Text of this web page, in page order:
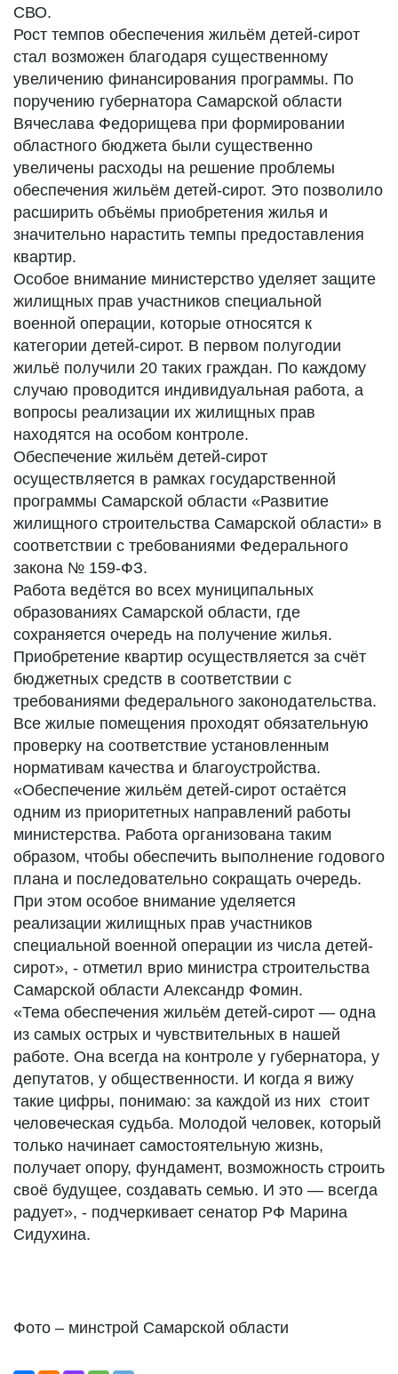
СВО.
Рост темпов обеспечения жильём детей-сирот
стал возможен благодаря существенному
увеличению финансирования программы. По
поручению губернатора Самарской области
Вячеслава Федорищева при формировании
областного бюджета были существенно
увеличены расходы на решение проблемы
обеспечения жильём детей-сирот. Это позволило
расширить объёмы приобретения жилья и
значительно нарастить темпы предоставления
квартир.
Особое внимание министерство уделяет защите
жилищных прав участников специальной
военной операции, которые относятся к
категории детей-сирот. В первом полугодии
жильё получили 20 таких граждан. По каждому
случаю проводится индивидуальная работа, а
вопросы реализации их жилищных прав
находятся на особом контроле.
Обеспечение жильём детей-сирот
осуществляется в рамках государственной
программы Самарской области «Развитие
жилищного строительства Самарской области» в
соответствии с требованиями Федерального
закона № 159-ФЗ.
Работа ведётся во всех муниципальных
образованиях Самарской области, где
сохраняется очередь на получение жилья.
Приобретение квартир осуществляется за счёт
бюджетных средств в соответствии с
требованиями федерального законодательства.
Все жилые помещения проходят обязательную
проверку на соответствие установленным
нормативам качества и благоустройства.
«Обеспечение жильём детей-сирот остаётся
одним из приоритетных направлений работы
министерства. Работа организована таким
образом, чтобы обеспечить выполнение годового
плана и последовательно сокращать очередь.
При этом особое внимание уделяется
реализации жилищных прав участников
специальной военной операции из числа детей-
сирот», - отметил врио министра строительства
Самарской области Александр Фомин.
«Тема обеспечения жильём детей-сирот — одна
из самых острых и чувствительных в нашей
работе. Она всегда на контроле у губернатора, у
депутатов, у общественности. И когда я вижу
такие цифры, понимаю: за каждой из них стоит
человеческая судьба. Молодой человек, который
только начинает самостоятельную жизнь,
получает опору, фундамент, возможность строить
своё будущее, создавать семью. И это — всегда
радует», - подчеркивает сенатор РФ Марина
Сидухина.
Фото – минстрой Самарской области